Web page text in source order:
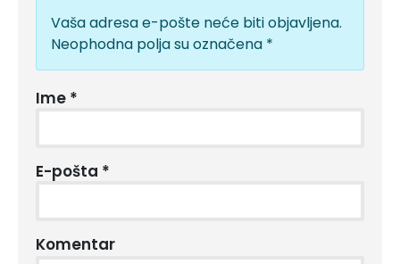
Vaša adresa e-pošte neće biti objavljena.
Neophodna polja su označena *
Ime *
E-pošta *
Komentar